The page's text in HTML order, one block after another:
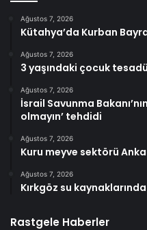
Ağustos 7, 2026
Kütahya’da Kurban
Ağustos 7, 2026
3 yaşındaki çocuk
Ağustos 7, 2026
İsrail Savunma
olmayın’ tehdidi
Ağustos 7, 2026
Kuru meyve sektörü
Ağustos 7, 2026
Kırkgöz su
Rastgele Haberler